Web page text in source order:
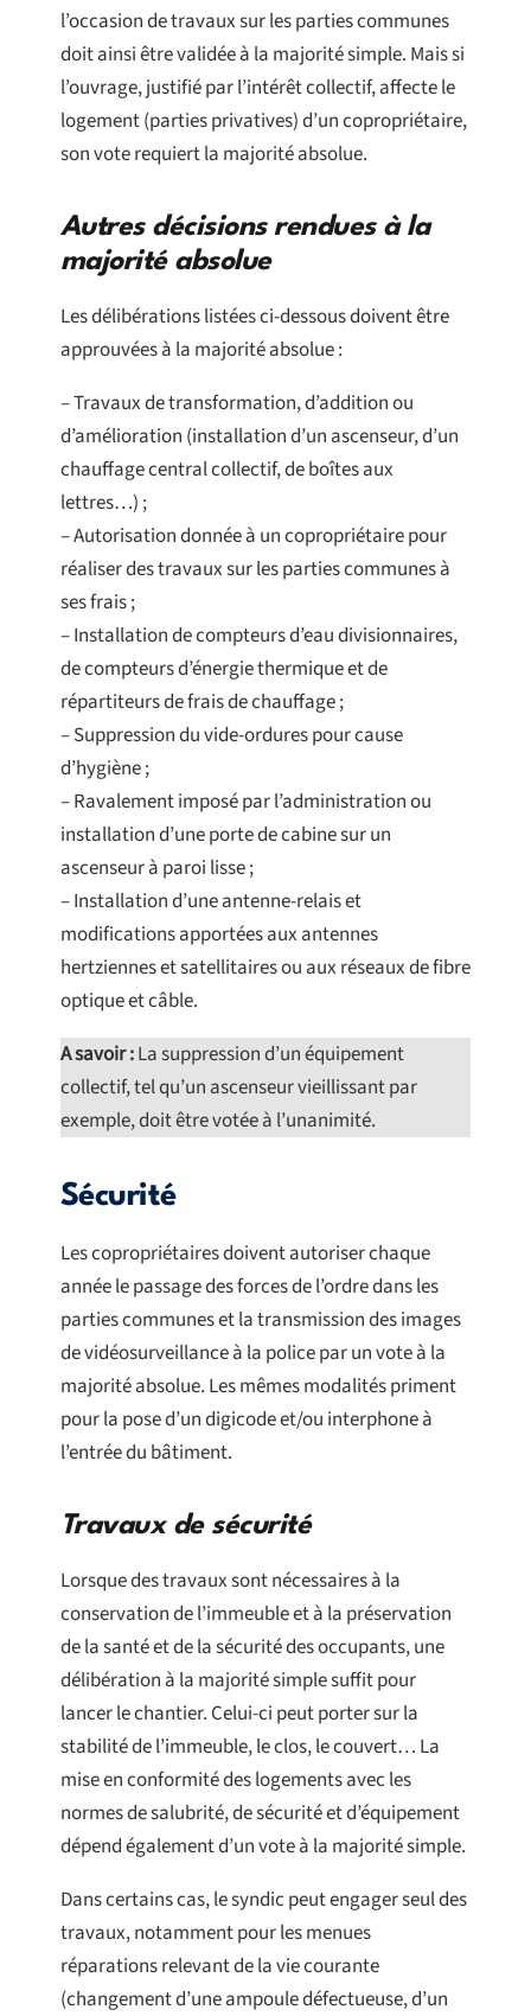
l’occasion de travaux sur les parties communes
doit ainsi être validée à la majorité simple. Mais si
l’ouvrage, justifié par l’intérêt collectif, affecte le
logement (parties privatives) d’un copropriétaire,
son vote requiert la majorité absolue.
Autres décisions rendues à la
majorité absolue
Les délibérations listées ci-dessous doivent être
approuvées à la majorité absolue :
– Travaux de transformation, d’addition ou
d’amélioration (installation d’un ascenseur, d’un
chauffage central collectif, de boîtes aux
lettres…) ;
– Autorisation donnée à un copropriétaire pour
réaliser des travaux sur les parties communes à
ses frais ;
– Installation de compteurs d’eau divisionnaires,
de compteurs d’énergie thermique et de
répartiteurs de frais de chauffage ;
– Suppression du vide-ordures pour cause
d’hygiène ;
– Ravalement imposé par l’administration ou
installation d’une porte de cabine sur un
ascenseur à paroi lisse ;
– Installation d’une antenne-relais et
modifications apportées aux antennes
hertziennes et satellitaires ou aux réseaux de fibre
optique et câble.
A savoir :La suppression d’un équipement
collectif, tel qu’un ascenseur vieillissant par
exemple, doit être votée à l’unanimité.
Sécurité
Les copropriétaires doivent autoriser chaque
année le passage des forces de l’ordre dans les
parties communes et la transmission des images
de vidéosurveillance à la police par un vote à la
majorité absolue. Les mêmes modalités priment
pour la pose d’un digicode et/ou interphone à
l’entrée du bâtiment.
Travaux de sécurité
Lorsque des travaux sont nécessaires à la
conservation de l’immeuble et à la préservation
de la santé et de la sécurité des occupants, une
délibération à la majorité simple suffit pour
lancer le chantier. Celui-ci peut porter sur la
stabilité de l’immeuble, le clos, le couvert… La
mise en conformité des logements avec les
normes de salubrité, de sécurité et d’équipement
dépend également d’un vote à la majorité simple.
Dans certains cas, le syndic peut engager seul des
travaux, notamment pour les menues
réparations relevant de la vie courante
(changement d’une ampoule défectueuse, d’un